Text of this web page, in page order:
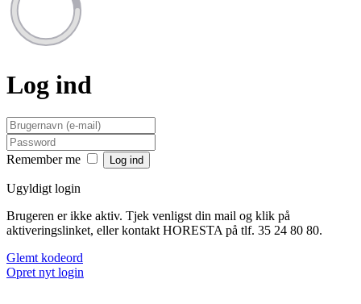
Log ind
Remember me
Ugyldigt login
Brugeren er ikke aktiv. Tjek venligst din mail og klik på
aktiveringslinket, eller kontakt HORESTA på tlf. 35 24 80 80.
Glemt kodeord
Opret nyt login